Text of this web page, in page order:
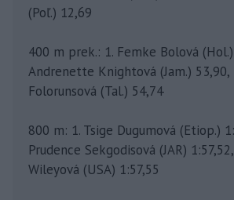
(Poľ.) 12,69
400 m prek.: 1. Femke Bolová
Andrenette Knightová (Jam.) 53,90,
Folorunsová (Tal.) 54,74
800 m: 1. Tsige Dugumová (Etiop.)
Prudence Sekgodisová (JAR)
Wileyová (USA) 1:57,55